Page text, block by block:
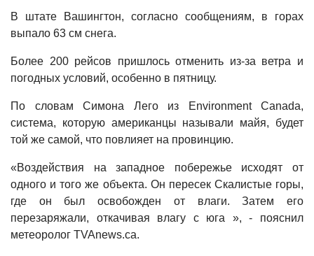
В штате Вашингтон, согласно сообщениям, в горах
выпало 63 см снега.
Более 200 рейсов пришлось отменить из-за ветра и
погодных условий, особенно в пятницу.
По словам Симона Лего из Environment Canada,
система, которую американцы называли майя, будет
той же самой, что повлияет на провинцию.
«Воздействия на западное побережье исходят от
одного и того же объекта. Он пересек Скалистые горы,
где он был освобожден от влаги. Затем его
перезаряжали, откачивая влагу с юга », - пояснил
метеоролог TVAnews.ca.